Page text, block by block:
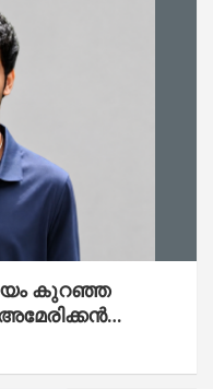
കുറഞ്ഞ